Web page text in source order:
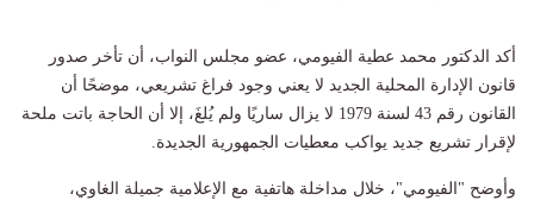
​أكد الدكتور محمد عطية الفيومي، عضو مجلس النواب، أن تأخر صدور
قانون الإدارة المحلية الجديد لا يعني وجود فراغ تشريعي، موضحًا أن
القانون رقم 43 لسنة 1979 لا يزال ساريًا ولم يُلغَ، إلا أن الحاجة باتت ملحة
لإقرار تشريع جديد يواكب معطيات الجمهورية الجديدة.
​وأوضح "الفيومي"، خلال مداخلة هاتفية مع الإعلامية جميلة الغاوي،